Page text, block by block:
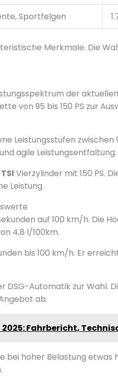
Sportfelgen
Merkmale. Die
der
von 95 bis 150 PS zur
Leistungsstufen zwischen
agile Leistungsentfaltung.
Vierzylinder mit 150 PS.
Leistung.
auf 100 km/h. Die
4,8 l/100km.
bis 100 km/h. Er
DSG-Automatik zur Wahl.
ab.
2025: Fahrbericht,
bei hoher Belastung etwas